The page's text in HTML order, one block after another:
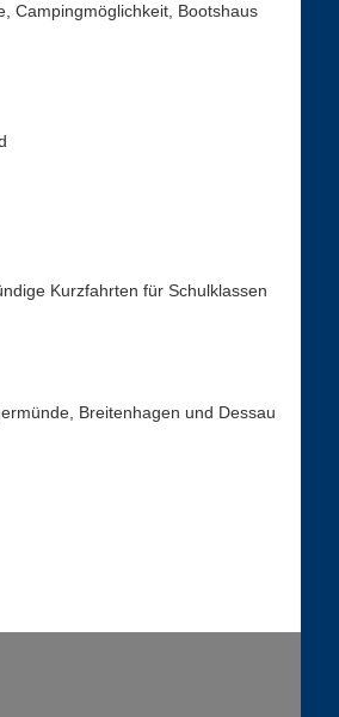
Campingmöglichkeit, Bootshaus
Kurzfahrten für Schulklassen
Breitenhagen und Dessau